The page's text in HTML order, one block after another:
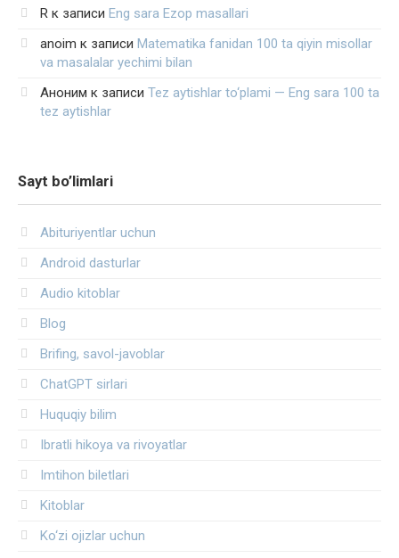
R к записи Eng sara Ezop masallari
anoim к записи Matematika fanidan 100 ta qiyin misollar
va masalalar yechimi bilan
Аноним к записи Tez aytishlar to‘plami — Eng sara 100 ta
tez aytishlar
Sayt bo’limlari
Abituriyentlar uchun
Android dasturlar
Audio kitoblar
Blog
Brifing, savol-javoblar
ChatGPT sirlari
Huquqiy bilim
Ibratli hikoya va rivoyatlar
Imtihon biletlari
Kitoblar
Ko‘zi ojizlar uchun